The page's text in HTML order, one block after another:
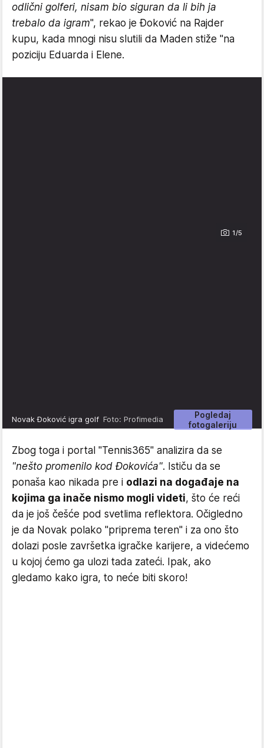
odlični golferi, nisam bio siguran da li bih ja
trebalo da igram", rekao je Đoković na Rajder
kupu, kada mnogi nisu slutili da Maden stiže "na
poziciju Eduarda i Elene.
1/5
Pogledaj
fotogaleriju
Novak Đoković igra golf Foto: Profimedia
Zbog toga i portal "Tennis365" analizira da se
"nešto promenilo kod Đokovića". Ističu da se
ponaša kao nikada pre i odlazi na događaje na
kojima ga inače nismo mogli videti, što će reći
da je još češće pod svetlima reflektora. Očigledno
je da Novak polako "priprema teren" i za ono što
dolazi posle završetka igračke karijere, a videćemo
u kojoj ćemo ga ulozi tada zateći. Ipak, ako
gledamo kako igra, to neće biti skoro!